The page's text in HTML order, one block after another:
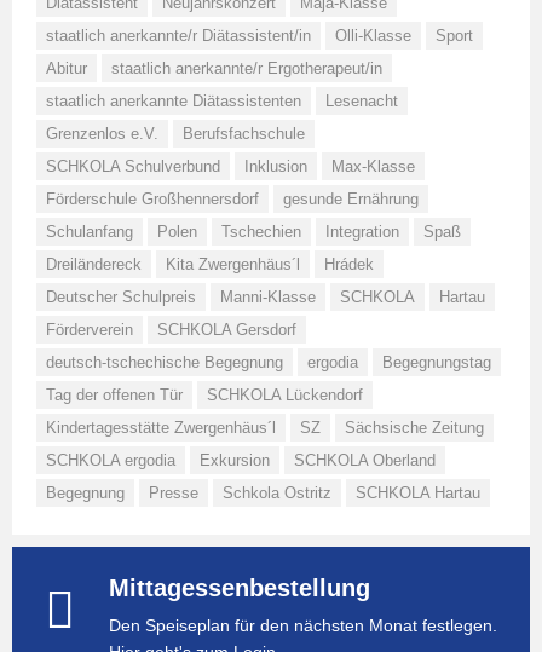
staatlich anerkannte/r Diätassistent/in
Olli-Klasse
Sport
Abitur
staatlich anerkannte/r Ergotherapeut/in
staatlich anerkannte Diätassistenten
Lesenacht
Grenzenlos e.V.
Berufsfachschule
SCHKOLA Schulverbund
Inklusion
Max-Klasse
Förderschule Großhennersdorf
gesunde Ernährung
Schulanfang
Polen Tschechien Integration
Spaß
Dreiländereck
Kita Zwergenhäus´l
Hrádek
Deutscher Schulpreis
Manni-Klasse SCHKOLA
Hartau
Förderverein
SCHKOLA Gersdorf
deutsch-tschechische Begegnung
ergodia
Begegnungstag
Tag der offenen Tür
SCHKOLA Lückendorf
Kindertagesstätte Zwergenhäus´l
SZ
Sächsische Zeitung
SCHKOLA ergodia
Exkursion
SCHKOLA Oberland
Begegnung
Presse Schkola Ostritz SCHKOLA Hartau
Mittagessenbestellung
Den Speiseplan für den nächsten Monat festlegen.